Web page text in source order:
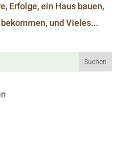
Erfolge, ein Haus bauen,
und Vieles...